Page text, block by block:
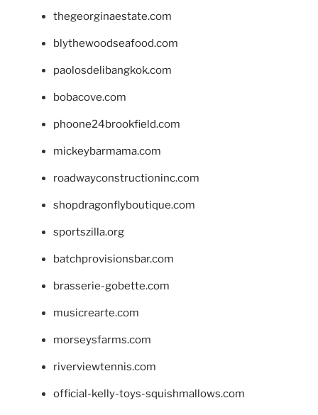
thegeorginaestate.com
blythewoodseafood.com
paolosdelibangkok.com
bobacove.com
phoone24brookfield.com
mickeybarmama.com
roadwayconstructioninc.com
shopdragonflyboutique.com
sportszilla.org
batchprovisionsbar.com
brasserie-gobette.com
musicrearte.com
morseysfarms.com
riverviewtennis.com
official-kelly-toys-squishmallows.com